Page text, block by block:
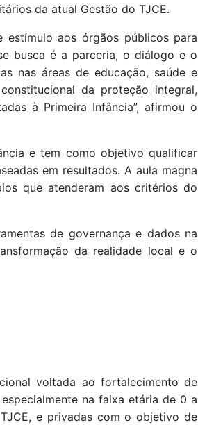
da atual Gestão do TJCE.
estímulo aos órgãos públicos para
busca é a parceria, o diálogo e o
nas áreas de educação, saúde e
da proteção integral,
à Primeira Infância”, afirmou o
e tem como objetivo qualificar
em resultados. A aula magna
que atenderam aos critérios do
de governança e dados na
da realidade local e o
voltada ao fortalecimento de
na faixa etária de 0 a
e privadas com o objetivo de